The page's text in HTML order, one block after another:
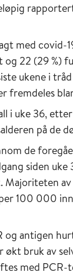
med covid-
og 22 (29 %)
ukene i
fremdeles
i uke 36,
på de
de
siden
100 000
antigen
økt bruk av
med PCR-